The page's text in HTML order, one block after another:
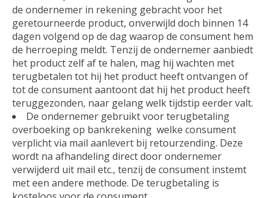
de ondernemer in rekening gebracht voor het
geretourneerde product, onverwijld doch binnen 14
dagen volgend op de dag waarop de consument hem
de herroeping meldt. Tenzij de ondernemer aanbiedt
het product zelf af te halen, mag hij wachten met
terugbetalen tot hij het product heeft ontvangen of
tot de consument aantoont dat hij het product heeft
teruggezonden, naar gelang welk tijdstip eerder valt.
De ondernemer gebruikt voor terugbetaling
overboeking op bankrekening welke consument
verplicht via mail aanlevert bij retourzending. Deze
wordt na afhandeling direct door ondernemer
verwijderd uit mail etc., tenzij de consument instemt
met een andere methode. De terugbetaling is